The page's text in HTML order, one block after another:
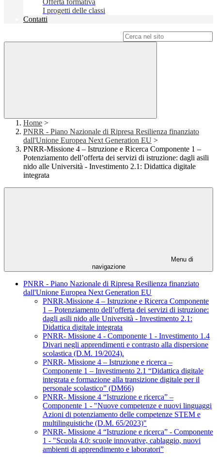
Offerta formativa
I progetti delle classi
Contatti
Home >
PNRR - Piano Nazionale di Ripresa Resilienza finanziato
dall'Unione Europea Next Generation EU >
PNRR-Missione 4 – Istruzione e Ricerca Componente 1 –
Potenziamento dell’offerta dei servizi di istruzione: dagli asili
nido alle Università - Investimento 2.1: Didattica digitale
integrata
Menu di
navigazione
PNRR - Piano Nazionale di Ripresa Resilienza finanziato
dall'Unione Europea Next Generation EU
PNRR-Missione 4 – Istruzione e Ricerca Componente
1 – Potenziamento dell’offerta dei servizi di istruzione:
dagli asili nido alle Università - Investimento 2.1:
Didattica digitale integrata
PNRR- Missione 4 - Componente 1 - Investimento 1.4
Divari negli apprendimenti e contrasto alla dispersione
scolastica (D.M. 19/2024).
PNRR- Missione 4 – Istruzione e ricerca –
Componente 1 – Investimento 2.1 “Didattica digitale
integrata e formazione alla transizione digitale per il
personale scolastico” (DM66)
PNRR- Missione 4 “Istruzione e ricerca” –
Componente 1 - "Nuove competenze e nuovi linguaggi
Azioni di potenziamento delle competenze STEM e
multilinguistiche (D.M. 65/2023)"
PNRR- Missione 4 “Istruzione e ricerca” - Componente
1 - "Scuola 4.0: scuole innovative, cablaggio, nuovi
ambienti di apprendimento e laboratori”